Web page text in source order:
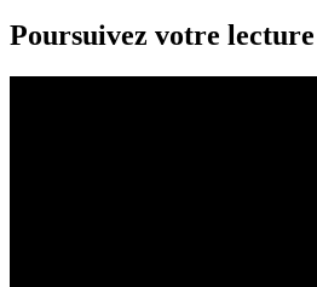
Poursuivez votre